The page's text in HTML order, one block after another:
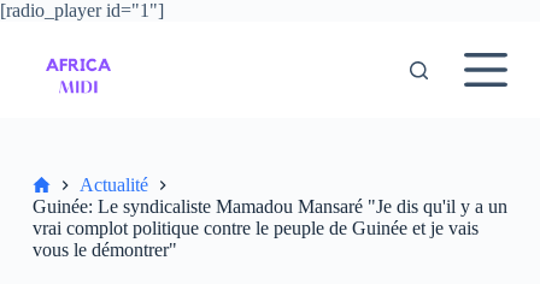
[radio_player id="1"]
P
AccueilActualité
Guinée: Le syndicaliste Mamadou Mansaré "Je dis qu'il y a un
vrai complot politique contre le peuple de Guinée et je vais
vous le démontrer"